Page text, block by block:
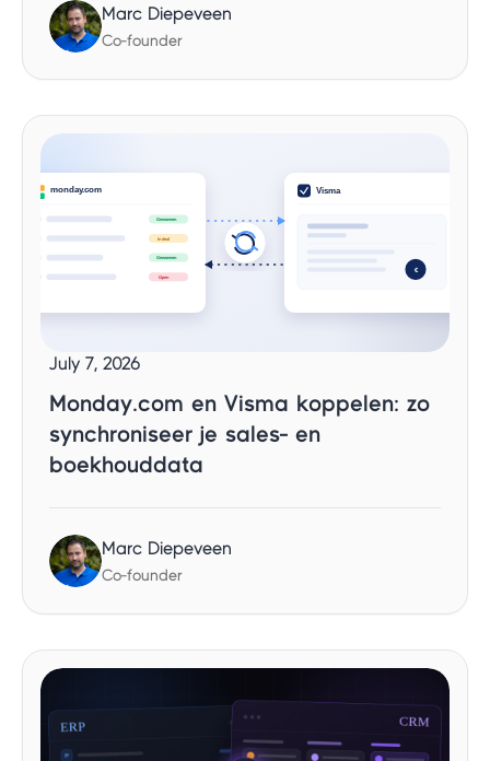
Marc Diepeveen
Co-founder
July 7, 2026
Monday.com en Visma koppelen: zo
synchroniseer je sales- en
boekhouddata
Marc Diepeveen
Co-founder